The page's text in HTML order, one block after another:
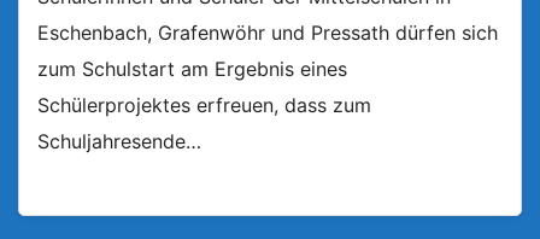
Eschenbach, Grafenwöhr und Pressath dürfen sich
zum Schulstart am Ergebnis eines
Schülerprojektes erfreuen, dass zum
Schuljahresende…